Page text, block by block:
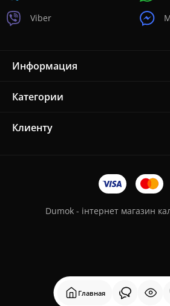
Главная
Viber
Информация
Категории
Клиенту
Dumok - інтернет магазин